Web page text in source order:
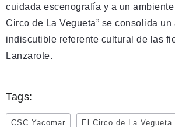
cuidada escenografía y a un ambiente
Circo de La Vegueta” se consolida un
indiscutible referente cultural de las
Lanzarote.
Tags:
CSC Yacomar El Circo de La Vegueta